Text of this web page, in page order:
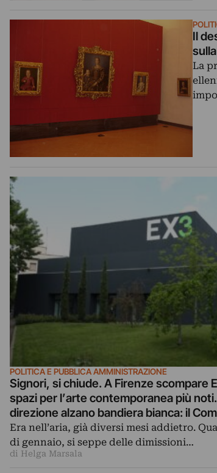
Il
La
POLITICA E PUBBLICA AMMINISTRAZIONE
Signori, si chiude. A Firenze scompare
spazi per l’arte contemporanea più
direzione alzano bandiera bianca: il
abbandonati. Ed è rottura con il sindaco
Era nell’aria, già diversi mesi addietro.
di gennaio, si seppe delle dimissioni…
di Helga Marsala